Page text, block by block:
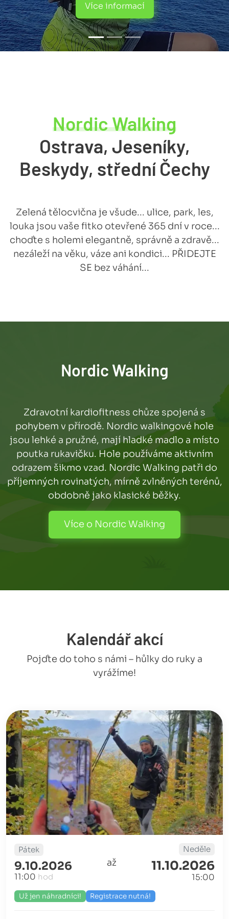
Kalendář
Nordic Walking
Ostrava, Jeseníky,
Beskydy, střední Čechy
Zelená tělocvična je všude... ulice, park, les,
louka jsou vaše fitko otevřené 365 dní v roce...
choďte s holemi elegantně, správně a zdravě...
nezáleží na věku, váze ani kondici... PŘIDEJTE
SE bez váhání...
Nordic Walking
Zdravotní kardiofitness chůze spojená s
pohybem v přírodě. Nordic walkingové hole
jsou lehké a pružné, mají hladké madlo a místo
poutka rukavičku. Hole používáme aktivním
odrazem šikmo vzad. Nordic Walking patři do
příjemných rovinatých, mírně zvlněných terénů,
obdobně jako klasické běžky.
Více o Nordic Walking
Kalendář akcí
Pojďte do toho s námi – hůlky do ruky a
vyrážíme!
Pátek
9.10.2026
11:00 hod
až
Neděle
11.10.2026
15:00
Už jen náhradníci! Registrace nutná!